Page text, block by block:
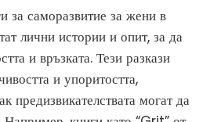
за саморазвитие за жени в
лични истории и опит, за да
и връзката. Тези разкази
и упоритостта,
предизвикателствата могат да